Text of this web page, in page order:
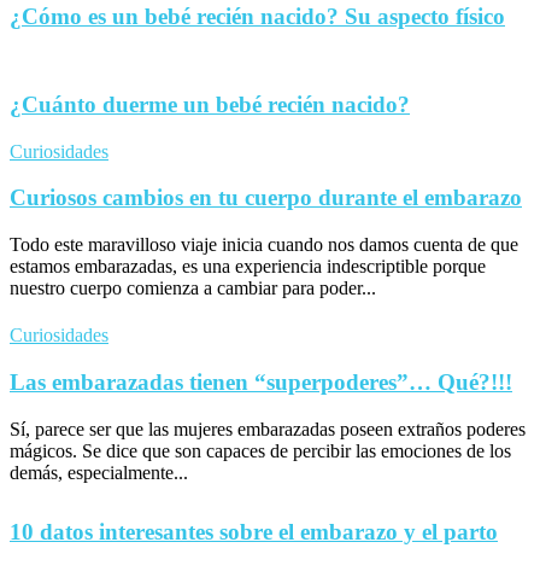
¿Cómo es un bebé recién nacido? Su aspecto físico
¿Cuánto duerme un bebé recién nacido?
Curiosidades
Curiosos cambios en tu cuerpo durante el embarazo
Todo este maravilloso viaje inicia cuando nos damos cuenta de que
estamos embarazadas, es una experiencia indescriptible porque
nuestro cuerpo comienza a cambiar para poder...
Curiosidades
Las embarazadas tienen “superpoderes”… Qué?!!!
Sí, parece ser que las mujeres embarazadas poseen extraños poderes
mágicos. Se dice que son capaces de percibir las emociones de los
demás, especialmente...
10 datos interesantes sobre el embarazo y el parto